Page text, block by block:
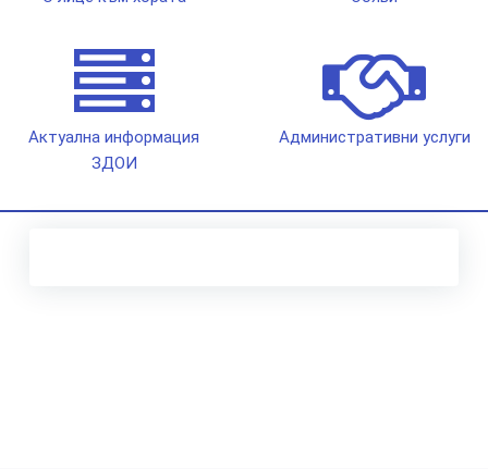
Актуална информация
ЗДОИ
Административни услуги